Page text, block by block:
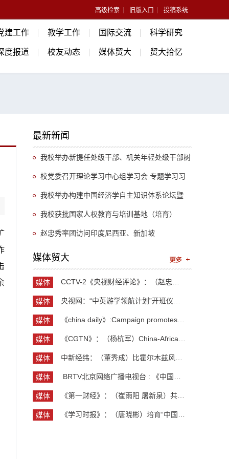
高级检索 旧版入口 投稿系统
建工作 教学工作 国际交流 科学研究
度报道 校友动态 媒体贸大 贸大拾忆
最新新闻
我校举办新提任处级干部、机关年轻处级干部树
立和践行正确政绩观专题培训班
校党委召开理论学习中心组学习会 专题学习习
近平总书记关于推动哲学社会科学高质量发展的重
要指示精神
我校举办构建中国经济学自主知识体系论坛暨
《中国开放型经济学》教学研讨会
我校获批国家人权教育与培训基地（培育）
赵忠秀率团访问印度尼西亚、新加坡
媒体贸大
媒体
媒体
媒体
媒体
媒体
媒体
媒体
媒体